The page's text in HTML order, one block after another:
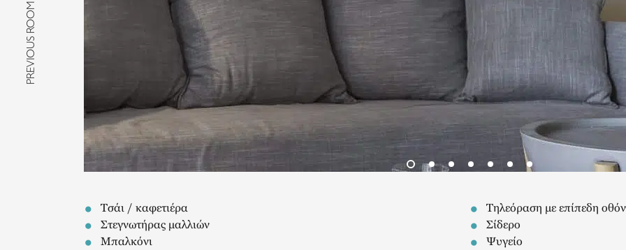
Τσάι / καφετιέρα
Τηλεόραση με επίπεδη
Στεγνωτήρας μαλλιών
Σίδερο
Μπαλκόνι
Ψυγείο
PREVIOUS ROOM